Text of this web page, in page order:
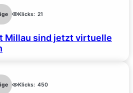
Klicks: 21
Millau sind jetzt virtuelle
Klicks: 450